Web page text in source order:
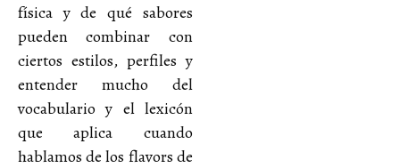
física y de qué sabores
pueden combinar con
ciertos estilos, perfiles y
entender mucho del
vocabulario y el lexicón
que aplica cuando
hablamos de los flavors de